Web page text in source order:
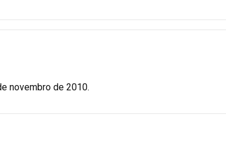
novembro de 2010.